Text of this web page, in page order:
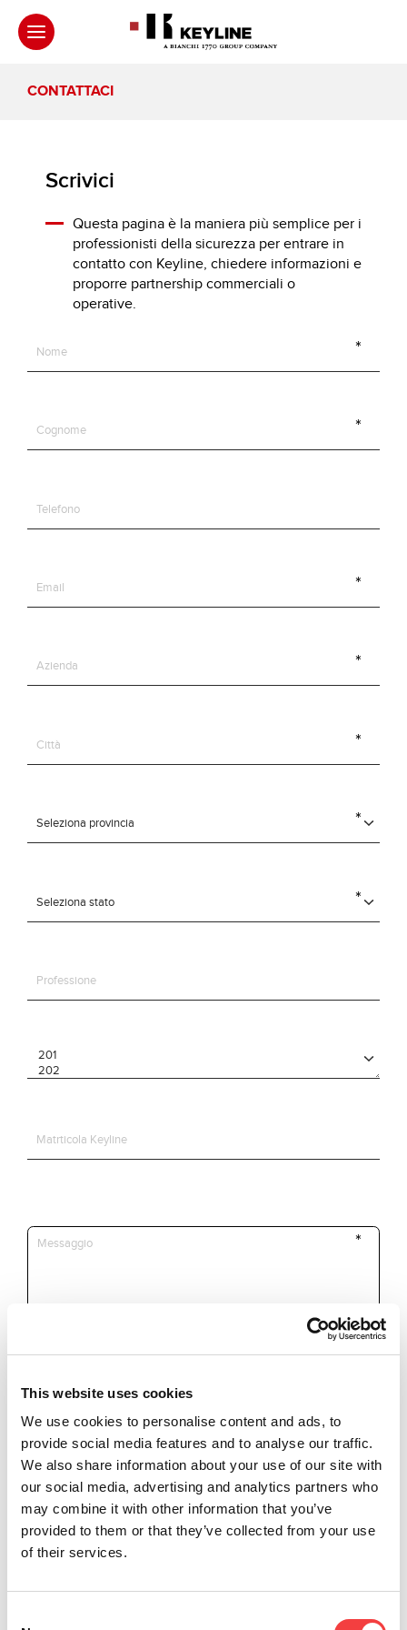
This website uses cookies
We use cookies to personalise content and ads, to
provide social media features and to analyse our traffic.
We also share information about your use of our site with
our social media, advertising and analytics partners who
may combine it with other information that you’ve
provided to them or that they’ve collected from your use
of their services.
CONTATTACI
Scrivici
Questa pagina è la maniera più semplice per i
professionisti della sicurezza per entrare in
contatto con Keyline, chiedere informazioni e
proporre partnership commerciali o
operative.
*Campi obbligatori
Dichiaro di aver letto i
termini e
condizioni
Sono interessato a ricevere
promozioni e news sui prodotti
Keyline
Invia